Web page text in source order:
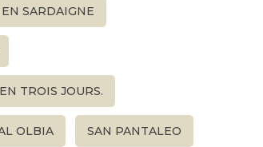
SARDAIGNE
TROIS JOURS.
OLBIA SAN PANTALEO